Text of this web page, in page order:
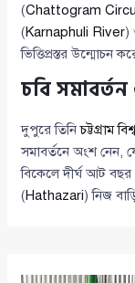
(Chattogram
(Karnaphuli River)
ভিত্তিপ্রস্তর উন্মোচন
চবি সমাবর্তন
দুপুরে তিনিচট্টগ্রাম
সমাবর্তনে অংশ নেন,
বিকেলে দীর্ঘ আট
(Hathazari) নিজ